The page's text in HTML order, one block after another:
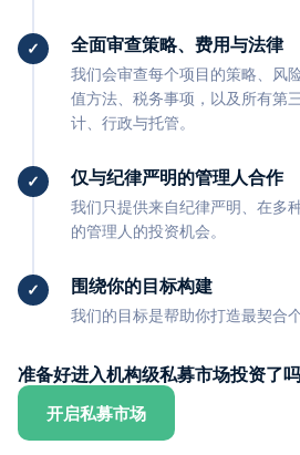
全面审查策略、费用与法律
我们会审查每个项目的策略、风
值方法、税务事项，以及所有第
计、行政与托管。
仅与纪律严明的管理人合作
我们只提供来自纪律严明、在多
的管理人的投资机会。
围绕你的目标构建
我们的目标是帮助你打造最契合
准备好进入机构级私募市场投资了
开启私募市场